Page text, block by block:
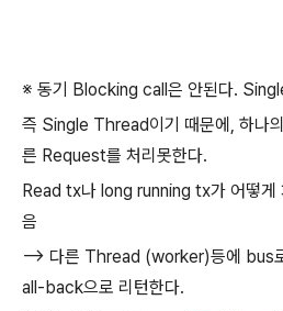
※ 동기 Blocking call은 안된다.
즉 Single Thread이기 때문에, 하나
른 Request를 처리못한다.
Read tx나 long running tx가 어떻게
음
--> 다른 Thread (worker)등에 bus
all-back으로 리턴한다.